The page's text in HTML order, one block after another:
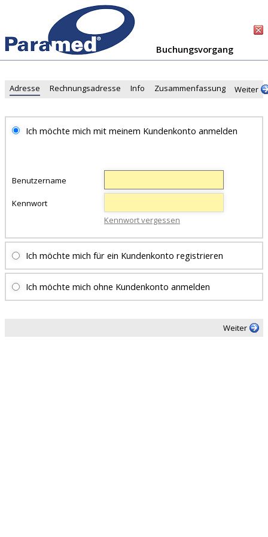
Buchungsvorgang
Adresse Rechnungsadresse Info Zusammenfassung Weiter
Ich möchte mich mit meinem Kundenkonto anmelden
Benutzername
Kennwort
Kennwort vergessen
Ich möchte mich für ein Kundenkonto registrieren
Ich möchte mich ohne Kundenkonto anmelden
Weiter